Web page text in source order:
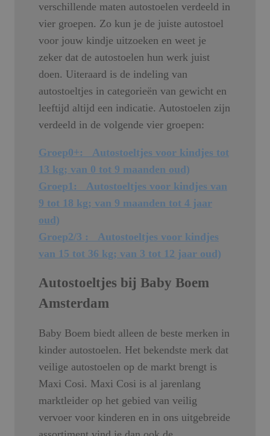
verschillende maten autostoelen verdeeld in
vier groepen. Zo kun je de juiste autostoel
voor jouw kindje uitzoeken en weet je
zeker dat de autostoelen hun werk juist
doen. Uiteraard is de indeling van
autostoeltjes in categorieën van gewicht en
leeftijd altijd een indicatie. Autostoelen zijn
verdeeld in de volgende vier groepen:
Groep0+: Autostoeltjes voor kindjes tot
13 kg; van 0 tot 9 maanden oud)
Groep1: Autostoeltjes voor kindjes van
9 tot 18 kg; van 9 maanden tot 4 jaar
oud)
Groep2/3 : Autostoeltjes voor kindjes
van 15 tot 36 kg; van 3 tot 12 jaar oud)
Autostoeltjes bij Baby Boem
Amsterdam
Baby Boem biedt alleen de beste merken in
kinder autostoelen. Het bekendste merk dat
veilige autostoelen op de markt brengt is
Maxi Cosi. Maxi Cosi is al jarenlang
marktleider op het gebied van veilig
vervoer voor kinderen en in ons uitgebreide